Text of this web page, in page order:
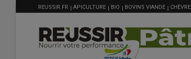
contenu
MENU
FILIÈRE
REUSSIR.FR APICULTURE BIO BOVINS VIANDE CHÈVRE